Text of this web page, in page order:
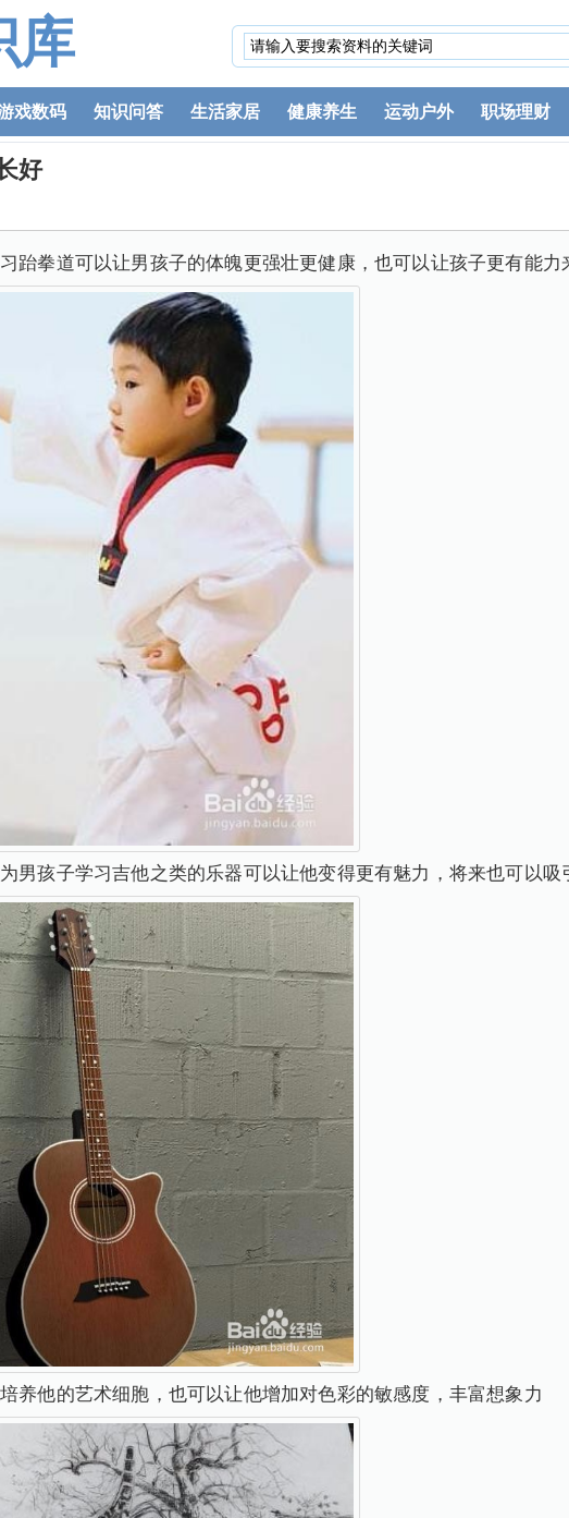
库
戏数码 知识问答 生活家居 健康养生 运动户外 职场理财
好
跆拳道可以让男孩子的体魄更强壮更健康，也可以让孩子更有能力
男孩子学习吉他之类的乐器可以让他变得更有魅力，将来也可以吸
养他的艺术细胞，也可以让他增加对色彩的敏感度，丰富想象力